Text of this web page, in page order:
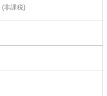
(非課税)